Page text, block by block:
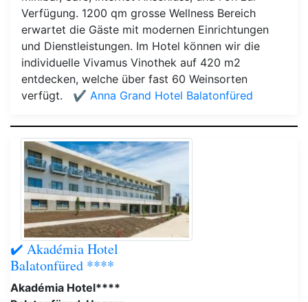
Verfügung. 1200 qm grosse Wellness Bereich
erwartet die Gäste mit modernen Einrichtungen
und Dienstleistungen. Im Hotel können wir die
individuelle Vivamus Vinothek auf 420 m2
entdecken, welche über fast 60 Weinsorten
verfügt. ✔️ Anna Grand Hotel Balatonfüred
✔️ Akadémia Hotel
Balatonfüred ****
Akadémia Hotel****